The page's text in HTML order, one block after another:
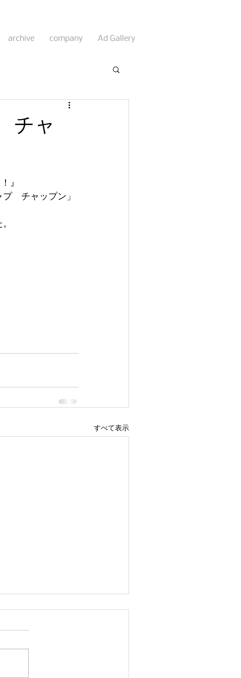
archive company Ad Gallery
チャ
』
　チャップン」
すべて表示